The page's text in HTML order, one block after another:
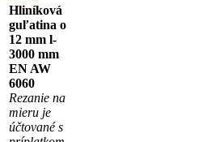
Hliníková
guľatina o
12 mm l-
3000 mm
EN AW
6060
Rezanie na
mieru je
účtované s